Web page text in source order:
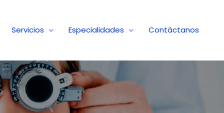
Servicios Especialidades Contáctanos